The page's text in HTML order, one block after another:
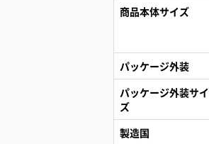
商品本体サイズ
パッケージ外装
パッケージ外装サイ
ズ
製造国